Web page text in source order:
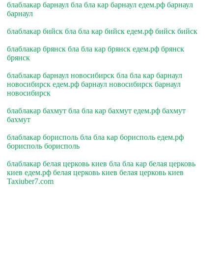
блаблакар барнаул бла бла кар барнаул едем.рф барнаул
барнаул
блаблакар бийск бла бла кар бийск едем.рф бийск бийск
блаблакар брянск бла бла кар брянск едем.рф брянск
брянск
блаблакар барнаул новосибирск бла бла кар барнаул
новосибирск едем.рф барнаул новосибирск барнаул
новосибирск
блаблакар бахмут бла бла кар бахмут едем.рф бахмут
бахмут
блаблакар борисполь бла бла кар борисполь едем.рф
борисполь борисполь
блаблакар белая церковь киев бла бла кар белая церковь
киев едем.рф белая церковь киев белая церковь киев
Taxiuber7.com